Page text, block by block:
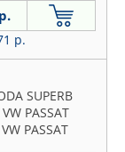
р.
SUPERB
PASSAT
PASSAT